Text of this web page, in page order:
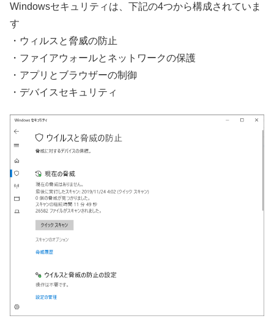
Windowsセキュリティは、下記の4つから構成されていま
す
・ウィルスと脅威の防止
・ファイアウォールとネットワークの保護
・アプリとブラウザーの制御
・デバイスセキュリティ